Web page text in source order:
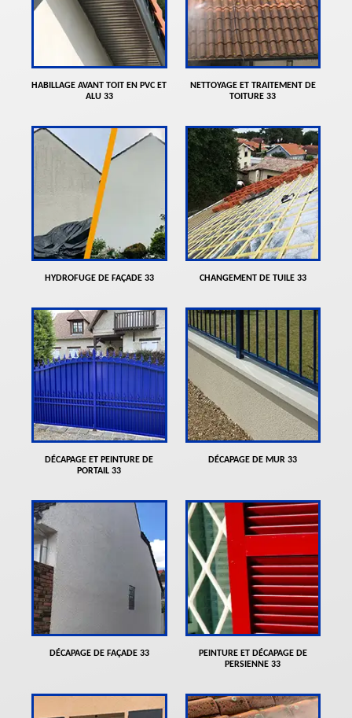
HABILLAGE AVANT TOIT EN PVC ET
ALU 33
NETTOYAGE ET TRAITEMENT DE
TOITURE 33
HYDROFUGE DE FAÇADE 33 CHANGEMENT DE TUILE 33
DÉCAPAGE ET PEINTURE DE
PORTAIL 33
DÉCAPAGE DE MUR 33
DÉCAPAGE DE FAÇADE 33
PEINTURE ET DÉCAPAGE DE
PERSIENNE 33